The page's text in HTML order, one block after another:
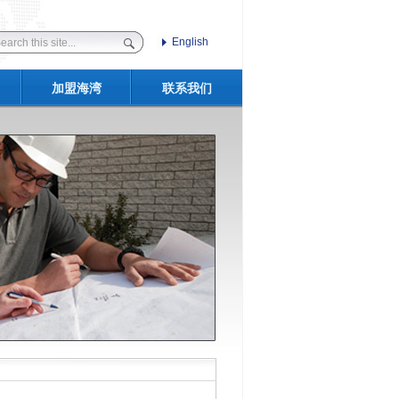
English
加盟海湾 联系我们